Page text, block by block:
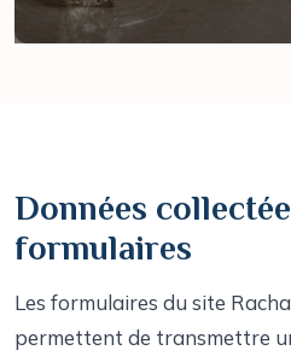
Données
formulaires
Les formulaires du site
permettent de transmettre